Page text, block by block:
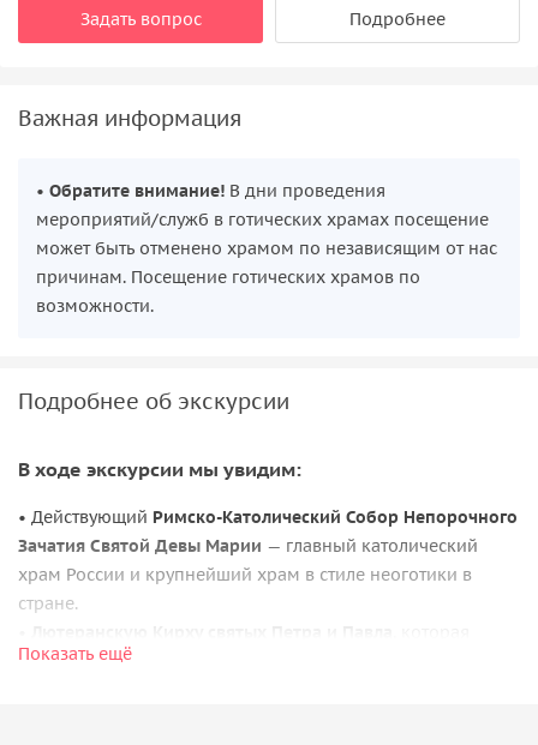
Задать вопрос Подробнее
Важная информация
• Обратите внимание! В дни проведения
мероприятий/служб в готических храмах посещение
может быть отменено храмом по независящим от нас
причинам. Посещение готических храмов по
возможности.
Подробнее об экскурсии
В ходе экскурсии мы увидим:
• Действующий Римско-Католический Собор Непорочного
Зачатия Святой Девы Марии — главный католический
храм России и крупнейший храм в стиле неоготики в
стране.
является великолепным образцом неоготического стиля.
Показать ещё